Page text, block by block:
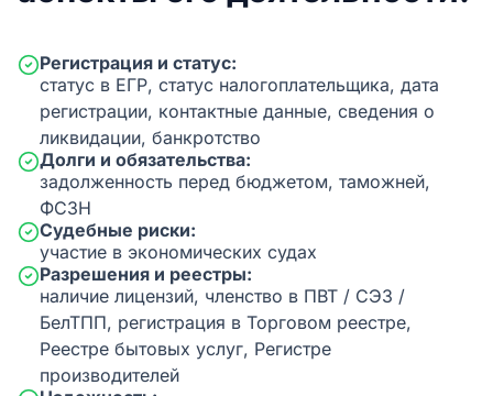
Регистрация и статус:
статус в ЕГР, статус налогоплательщика, дата
регистрации, контактные данные, сведения о
ликвидации, банкротство
Долги и обязательства:
задолженность перед бюджетом, таможней,
ФСЗН
Судебные риски:
участие в экономических судах
Разрешения и реестры:
наличие лицензий, членство в ПВТ / СЭЗ /
БелТПП, регистрация в Торговом реестре,
Реестре бытовых услуг, Регистре
производителей